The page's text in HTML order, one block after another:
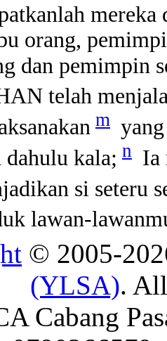
orang,
dan pemimpin
telah
m
dahulu kala; n Ia
si seteru
lawan-
© 2005-
(YLSA).
Cabang